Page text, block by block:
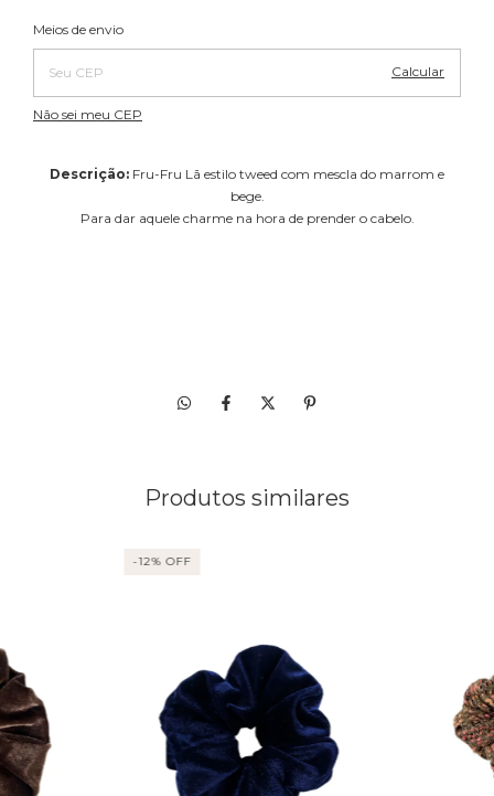
Entregas para o CEP:
Meios de envio
Calcular
Não sei meu CEP
Descrição: Fru-Fru Lã estilo tweed com mescla do marrom e
bege.
Para dar aquele charme na hora de prender o cabelo.
Produtos similares
-12% OFF